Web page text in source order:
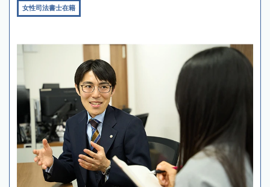
女性司法書士在籍